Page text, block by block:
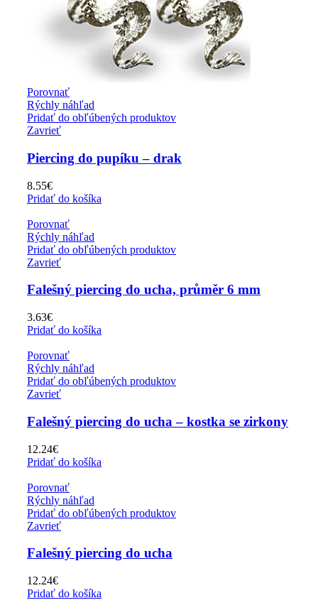
Porovnať
Rýchly náhľad
Pridať do obľúbených produktov
Zavrieť
Piercing do pupíku – drak
8.55€
Pridať do košíka
Porovnať
Rýchly náhľad
Pridať do obľúbených produktov
Zavrieť
Falešný piercing do ucha, průměr 6 mm
3.63€
Pridať do košíka
Porovnať
Rýchly náhľad
Pridať do obľúbených produktov
Zavrieť
Falešný piercing do ucha – kostka se zirkony
12.24€
Pridať do košíka
Porovnať
Rýchly náhľad
Pridať do obľúbených produktov
Zavrieť
Falešný piercing do ucha
12.24€
Pridať do košíka